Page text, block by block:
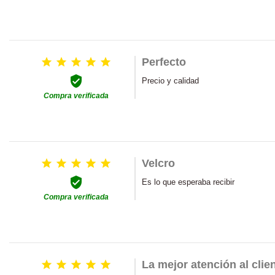
    

Compra verificada
Perfecto
Precio y calidad
    

Compra verificada
Velcro
Es lo que esperaba recibir
     La mejor atención al